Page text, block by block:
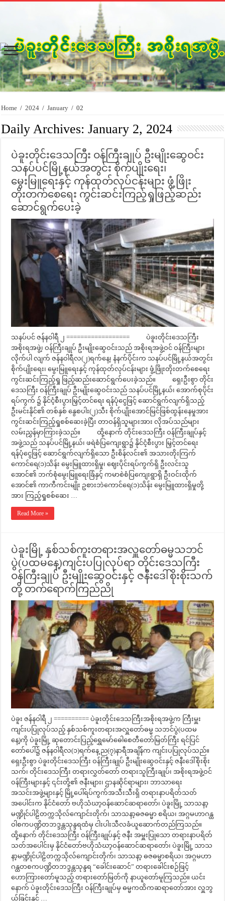
Home / 2024 / January / 02
Daily Archives:January 2, 2024
ပဲခူးတိုင်းဒေသကြီး ဝန်ကြီးချုပ် ဦးမျိုးဆွေဝင်း
သနပ်ပင်မြို့နယ်အတွင်း စိုက်ပျိုးရေး၊
မွေးမြူရေးနှင့် ကုန်ထုတ်လုပ်ငန်းများ ဖွံ့ဖြိုး
တိုးတက်စေရေး ကွင်းဆင်းကြည့်ရှုဖြည့်ဆည်း
ဆောင်ရွက်ပေးခဲ့
သနပ်ပင် ဇန်နဝါရီ ၂ ================== ပဲခူးတိုင်းဒေသကြီး
အစိုးရအဖွဲ့၊ ဝန်ကြီးချုပ် ဦးမျိုးဆွေဝင်းသည် အစိုးရအဖွဲ့ဝင် ဝန်ကြီးများ
လိုက်ပါ လျက် ဇန်နဝါရီလ(၂)ရက်နေ့၊ နံနက်ပိုင်းက သနပ်ပင်မြို့နယ်အတွင်း
စိုက်ပျိုးရေး၊ မွေးမြူရေးနှင့် ကုန်ထုတ်လုပ်ငန်းများ ဖွံ့ဖြိုးတိုးတက်စေရေး
ကွင်းဆင်းကြည့်ရှု ဖြည့်ဆည်းဆောင်ရွက်ပေးခဲ့သည်။ ရှေးဦးစွာ တိုင်း
ဒေသကြီး ဝန်ကြီးချုပ် ဦးမျိုးဆွေဝင်းသည် သနပ်ပင်မြို့နယ်၊ အောက်စုပိုင်း
ရပ်ကွက် ၌ နိုင်ငံ့စီးပွားမြှင့်တင်ရေး ရန်ပုံငွေဖြင့် ဆောင်ရွက်လျက်ရှိသည့်
ဦးမင်းနိုင်၏ တစ်နှစ် နွေစပါး(၂)သီး စိုက်ပျိုးအောင်မြင်ဖြစ်ထွန်းနေမှုအား
ကွင်းဆင်းကြည့်ရှုစစ်ဆေးခဲ့ပြီး တာဝန်ရှိသူများအား လိုအပ်သည်များ
လမ်းညွှန်မှာကြားခဲ့သည်။ ထို့နောက် တိုင်းဒေသကြီး ဝန်ကြီးချုပ်နှင့်
အဖွဲ့သည် သနပ်ပင်မြို့နယ်၊ ဖရဲစံပြကျေးရွာ၌ နိုင်ငံ့စီးပွား မြှင့်တင်ရေး
ရန်ပုံငွေဖြင့် ဆောင်ရွက်လျက်ရှိသော ဦးစိန်လင်း၏ အသားတိုးကြက်
ကောင်ရေ(၁)သိန်း မွေးမြူထားရှိမှု၊ ဈေးပိုင်းရပ်ကွက်ရှိ ဦးလင်းသူ
အောင်၏ ဘက်စုံမွေးမြူရေးခြံနှင့် ကမာစဲစံပြကျေးရွာရှိ ဦးဝင်းထိုက်
အောင်၏ ကာကီကင်းမျိုး ဥစားဘဲကောင်ရေ(၁)သိန်း မွေးမြူထားရှိမှုတို့
အား ကြည့်ရှုစစ်ဆေး …
Read More »
ပဲခူးမြို့ နှစ်သစ်ကူးတရားအလှူတော်ဓမ္မသဘင်
ပွဲ(ပထမနေ့)ကျင်းပပြုလုပ်ရာ တိုင်းဒေသကြီး
ဝန်ကြီးချုပ် ဦးမျိုးဆွေဝင်းနှင့် ဇနီးဒေါ်စိုးစိုးသက်
တို့ တက်ရောက်ကြည်ညို
ပဲခူး ဇန်နဝါရီ ၂ ========== ပဲခူးတိုင်းဒေသကြီးအစိုးရအဖွဲ့က ကြီးမှူး
ကျင်းပပြုလုပ်သည့် နှစ်သစ်ကူးတရားအလှူတော်ဓမ္မ သဘင်ပွဲ(ပထမ
နေ့)ကို ပဲခူးမြို့ ဆုတောင်းပြည့်ရွှေမော်ဓေါစေတီတော်မြတ်ကြီး ရင်ပြင်
တော်ပေါ်၌ ဇန်နဝါရီလ(၁)ရက်နေ့ ည(၇)နာရီအချိန်က ကျင်းပပြုလုပ်သည်။
ရှေးဦးစွာ ပဲခူးတိုင်းဒေသကြီး ဝန်ကြီးချုပ် ဦးမျိုးဆွေဝင်းနှင့် ဇနီးဒေါ်စိုးစိုး
သက်၊ တိုင်းဒေသကြီး တရားလွှတ်တော် တရားသူကြီးချုပ်၊ အစိုးရအဖွဲ့ဝင်
ဝန်ကြီးများနှင့် ၎င်းတို့၏ ဇနီးများ၊ ဌာနဆိုင်ရာများ၊ ဘာသာရေး
အသင်းအဖွဲ့များနှင့် မြို့ပေါ်ရပ်ကွက်အသီးသီးရှိ တရားနာပရိတ်သတ်
အပေါင်းက နိုင်ငံတော် ဗဟိုသံဃာ့ဝန်ဆောင်ဆရာတော်၊ ပဲခူးမြို့ သာသနာ့
မဏ္ဍိုင်ပါဠိတက္ကသိုလ်ကျောင်းတိုက်၊ သာသနာ့ဓဇဓမ္မာ စရိယ၊ အဂ္ဂမဟာဂန္ထ
ဝါစကပဏ္ဍိတဘဒ္ဒန္တသုန္ဒရထံမှ ငါးပါးသီလခံယူဆောက်တည်ကြသည်။
ထို့နောက် တိုင်းဒေသကြီး ဝန်ကြီးချုပ်နှင့် ဇနီး အမှူးပြုသော တရားနာပရိတ်
သတ်အပေါင်းမှ နိုင်ငံတော်ဗဟိုသံဃာ့ဝန်ဆောင်ဆရာတော်၊ ပဲခူးမြို့ သာသ
နာ့မဏ္ဍိုင်ပါဠိတက္ကသိုလ်ကျောင်းတိုက်၊ သာသနာ့ ဓဇဓမ္မာစရိယ၊ အဂ္ဂမဟာ
ဂန္ထဝာစကပဏ္ဍိတဘဒ္ဒန္တသုန္ဒရ “ခေါင်းဆောင်” တရားခေါင်းစဉ်ဖြင့်
ဟောကြားတော်မူသည့် တရားတော်မြတ်ကို နာယူတော်မူကြသည်။ ယင်း
နောက် ပဲခူးတိုင်းဒေသကြီး ဝန်ကြီးချုပ်မှ ဓမ္မကထိကဆရာတော်အား လှူဘွ
ယ်ခြင်းနှင့် …